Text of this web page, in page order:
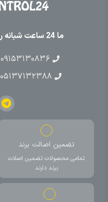
ما 24 ساعت شبانه روز در کنار شما هستیم
۰۹۱۵۳۱۳۰۸۳۶
۰۵۱۳۷۱۳۲۳۸۸
تضمین اصالت برند
تمامی محصولات تضمین اصلات
برند دارند